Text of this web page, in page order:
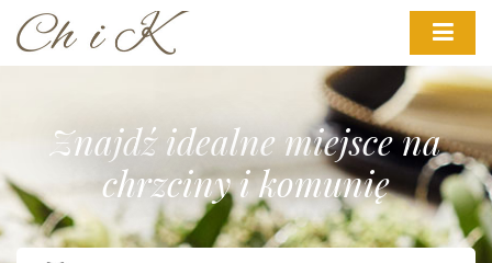
Znajdź idealne miejsce na
chrzciny i komunię